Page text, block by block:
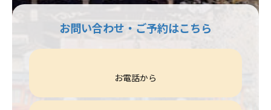
お問い合わせ・ご予約はこちら
お電話から